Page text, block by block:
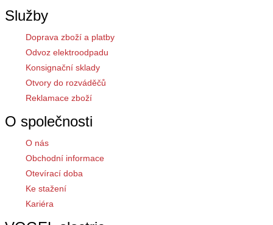
Služby
Doprava zboží a platby
Odvoz elektroodpadu
Konsignační sklady
Otvory do rozváděčů
Reklamace zboží
O společnosti
O nás
Obchodní informace
Otevírací doba
Ke stažení
Kariéra